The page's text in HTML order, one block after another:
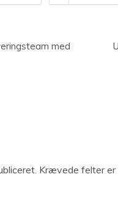
med
Krævede felter er